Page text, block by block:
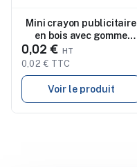
Mini crayon publicitaire
en bois avec gomme
MATA
0,02 €
0,02 € TTC
Voir le produit